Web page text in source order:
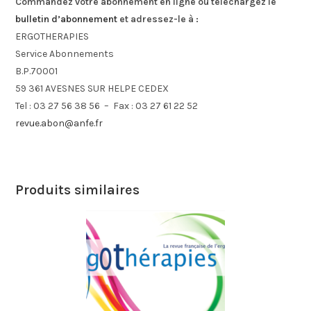
bulletin d’abonnement et adressez-le à :
ERGOTHERAPIES
Service Abonnements
B.P.70001
59 361 AVESNES SUR HELPE CEDEX
Tel : 03 27 56 38 56 – Fax : 03 27 61 22 52
revue.abon@anfe.fr
Produits similaires